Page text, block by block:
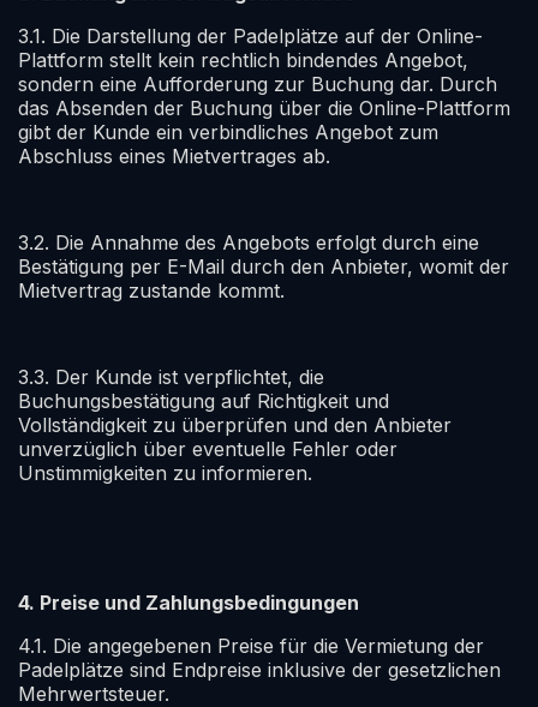
3.1. Die Darstellung der Padelplätze auf der Online-
Plattform stellt kein rechtlich bindendes Angebot,
sondern eine Aufforderung zur Buchung dar. Durch
das Absenden der Buchung über die Online-Plattform
gibt der Kunde ein verbindliches Angebot zum
Abschluss eines Mietvertrages ab.
3.2. Die Annahme des Angebots erfolgt durch eine
Bestätigung per E-Mail durch den Anbieter, womit der
Mietvertrag zustande kommt.
3.3. Der Kunde ist verpflichtet, die
Buchungsbestätigung auf Richtigkeit und
Vollständigkeit zu überprüfen und den Anbieter
unverzüglich über eventuelle Fehler oder
Unstimmigkeiten zu informieren.
4. Preise und Zahlungsbedingungen
4.1. Die angegebenen Preise für die Vermietung der
Padelplätze sind Endpreise inklusive der gesetzlichen
Mehrwertsteuer.